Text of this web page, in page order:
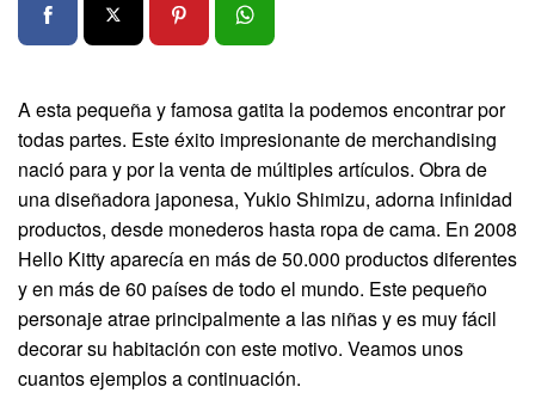
A esta pequeña y famosa gatita la podemos encontrar por
todas partes. Este éxito impresionante de merchandising
nació para y por la venta de múltiples artículos. Obra de
una diseñadora japonesa, Yukio Shimizu, adorna infinidad
productos, desde monederos hasta ropa de cama. En 2008
Hello Kitty aparecía en más de 50.000 productos diferentes
y en más de 60 países de todo el mundo. Este pequeño
personaje atrae principalmente a las niñas y es muy fácil
decorar su habitación con este motivo. Veamos unos
cuantos ejemplos a continuación.